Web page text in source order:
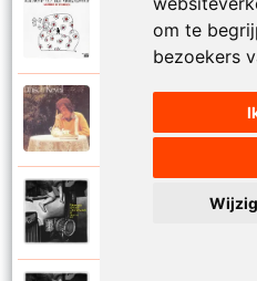
om te
bezoekers
Raymond Van Het
Mijnheer de postbode
Raymond Van Het
Moeder
Raymond Van Het